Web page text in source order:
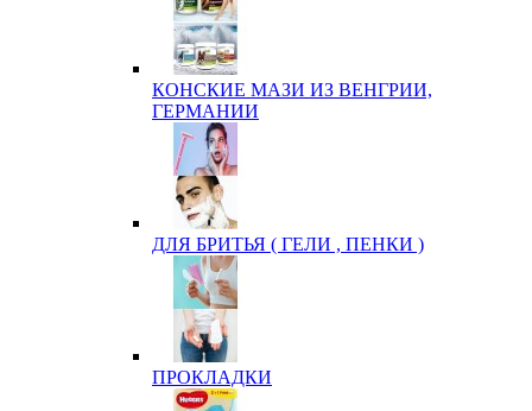
КОНСКИЕ МАЗИ ИЗ ВЕНГРИИ,
ГЕРМАНИИ
ДЛЯ БРИТЬЯ ( ГЕЛИ , ПЕНКИ )
ПРОКЛАДКИ